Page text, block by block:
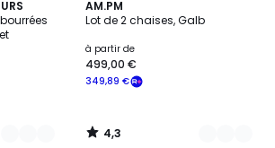
AM.PM
Lot de 2 chaises, Galb
à partir de
349,89 €
499,00 €
4,3
/ 5
2
Couleurs
4,3
/